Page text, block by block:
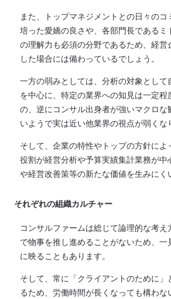
また、トップマネジメントとの日々の
培った愛嬌の良さや、各部門長である
の理解力も必須の分野であるため、経
した場合には備わっているでしょう。
一方の弱みとしては、分析の対象として
を中心に、特定の業界への知見は一定
の、逆にコンサル出身者が強いマクロな
いようで実は近い他業界の視点が弱くな
そして、企業の特性やトップの方針に
役割が経営分析や予算実績集計業務が中
や経営改善策等の新たな価値を生みにく
それぞれの組織カルチャー
コンサルファームは総じて論理的な考
で物事を推し進めることがないため、
に映ることもあります。
そして、常に「クライアントのために」
るため、労働時間が長くなっても構わ